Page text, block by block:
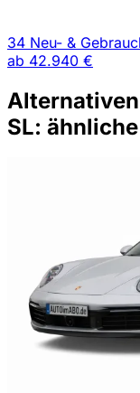
34 Neu- &
ab 42.940 €
SL: